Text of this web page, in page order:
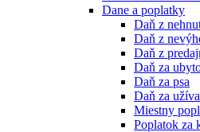
Dane a poplatky
Daň z
Daň z
Daň z
Daň za
Daň za psa
Daň za
Miestny
Poplatok za